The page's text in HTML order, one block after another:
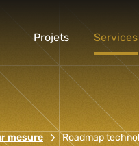
Projets Services
mesure
Roadmap